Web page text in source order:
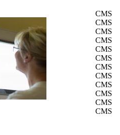
CMS
CMS
CMS
CMS
CMS
CMS
CMS
CMS
CMS
CMS
CMS
CMS